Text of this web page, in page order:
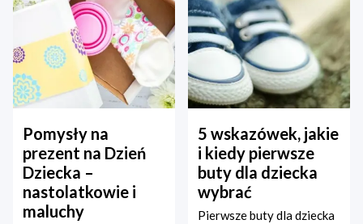
Pomysły na
prezent na Dzień
Dziecka –
nastolatkowie i
maluchy
5 wskazówek, jakie
i kiedy pierwsze
buty dla dziecka
wybrać
Pierwsze buty dla dziecka